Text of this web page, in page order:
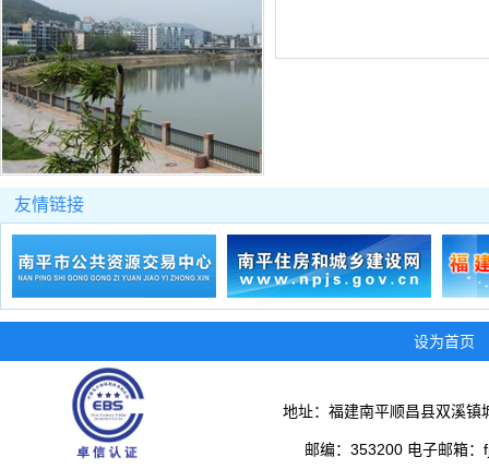
友情链接
设为首页
地址：福建南平顺昌县双溪
邮编：353200 电子邮箱